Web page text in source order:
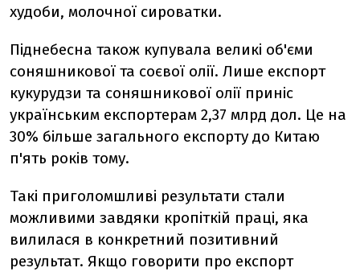
худоби, молочної сироватки.
Піднебесна також купувала великі об'єми
соняшникової та соєвої олії. Лише експорт
кукурудзи та соняшникової олії приніс
українським експортерам 2,37 млрд дол. Це на
30% більше загального експорту до Китаю
п'ять років тому.
Такі приголомшливі результати стали
можливими завдяки кропіткій праці, яка
вилилася в конкретний позитивний
результат. Якщо говорити про експорт